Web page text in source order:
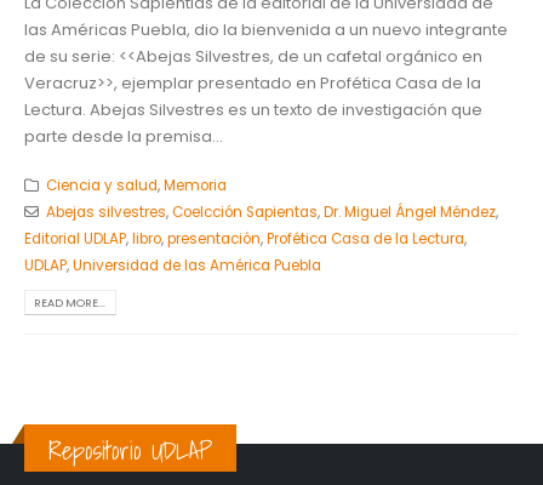
las Américas Puebla, dio la bienvenida a un nuevo integrante
de su serie: <<Abejas Silvestres, de un cafetal orgánico en
Veracruz>>, ejemplar presentado en Profética Casa de la
Lectura. Abejas Silvestres es un texto de investigación que
parte desde la premisa...
Ciencia y salud,Memoria
Abejas silvestres,Coelcción Sapientas,Dr. Miguel Ángel Méndez,
Editorial UDLAP,libro,presentación,Profética Casa de la Lectura,
UDLAP,Universidad de las América Puebla
READ MORE...
Repositorio UDLAP